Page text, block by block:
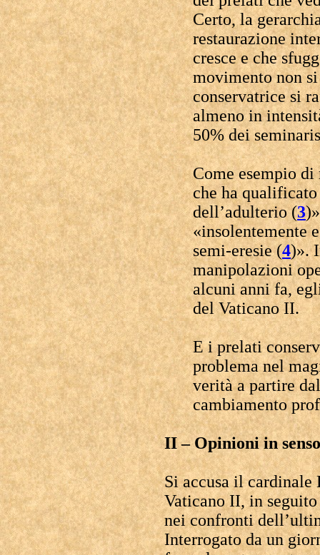
Certo, la
restaurazione
cresce e che
movimento non
conservatrice si
almeno in
50% dei
Come esempio
che ha
dell’adulterio (3
«insolentemente
semi-eresie (4)».
manipolazioni
alcuni anni fa,
del Vaticano II.
E i prelati
problema nel
verità a partire
cambiamento
II – Opinioni in
Si accusa il
Vaticano II, in
nei confronti
Interrogato da un